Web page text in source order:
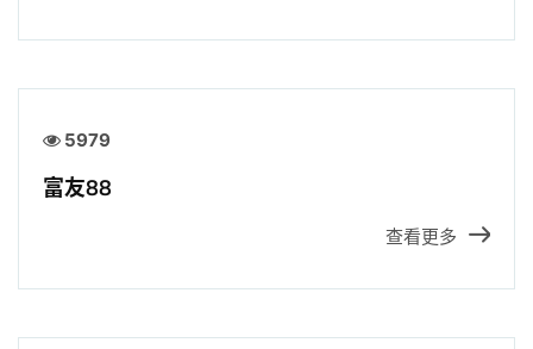
5979
富友88
查看更多